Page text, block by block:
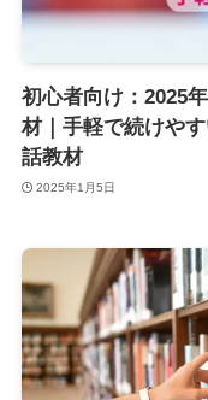
初心者向け：2025
材｜手軽で続けや
話教材
2025年1月5日